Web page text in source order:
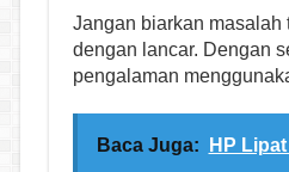
Jangan biarkan masalah
dengan lancar. Dengan
pengalaman
Baca Juga: HP